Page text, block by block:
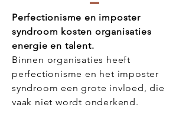
Perfectionisme en imposter
syndroom kosten organisaties
energie en talent.
Binnen organisaties heeft
perfectionisme en het imposter
syndroom een grote invloed, die
vaak niet wordt onderkend.